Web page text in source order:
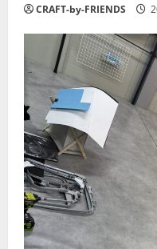
CRAFT-by-FRIENDS